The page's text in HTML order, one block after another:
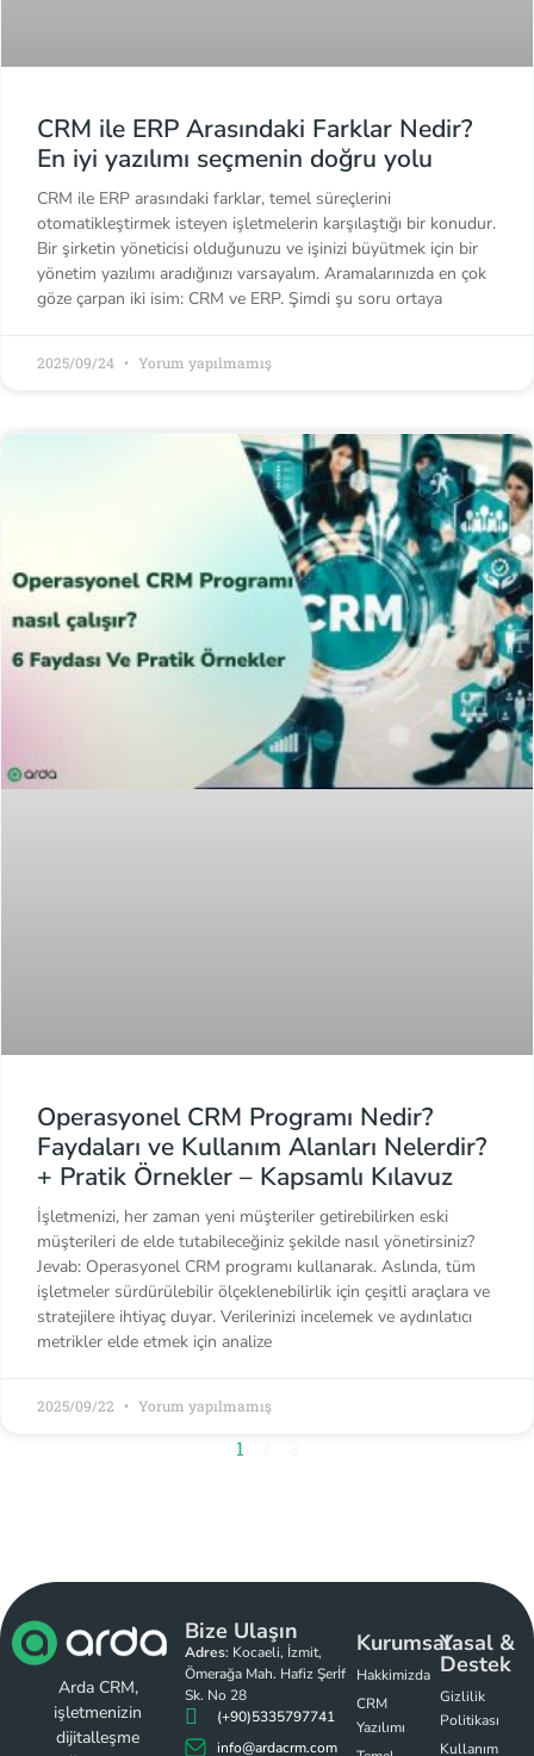
CRM ile ERP Arasındaki Farklar Nedir?
En iyi yazılımı seçmenin doğru yolu
CRM ile ERP arasındaki farklar, temel süreçlerini
otomatikleştirmek isteyen işletmelerin karşılaştığı bir konudur.
Bir şirketin yöneticisi olduğunuzu ve işinizi büyütmek için bir
yönetim yazılımı aradığınızı varsayalım. Aramalarınızda en çok
göze çarpan iki isim: CRM ve ERP. Şimdi şu soru ortaya
2025/09/24 Yorum yapılmamış
Operasyonel CRM Programı Nedir?
Faydaları ve Kullanım Alanları Nelerdir?
+ Pratik Örnekler – Kapsamlı Kılavuz
İşletmenizi, her zaman yeni müşteriler getirebilirken eski
müşterileri de elde tutabileceğiniz şekilde nasıl yönetirsiniz?
Jevab: Operasyonel CRM programı kullanarak. Aslında, tüm
işletmeler sürdürülebilir ölçeklenebilirlik için çeşitli araçlara ve
stratejilere ihtiyaç duyar. Verilerinizi incelemek ve aydınlatıcı
metrikler elde etmek için analize
2025/09/22 Yorum yapılmamış
1
Arda CRM,
işletmenizin
dijitalleşme
Bize Ulaşın
Adres: Kocaeli, İzmit,
Ömerağa Mah. Hafiz Şerİf
Sk. No 28
(+90)5335797741
info@ardacrm.com
Kurumsal
Hakkimizda
CRM
Yazılımı
Yasal &
Destek
Gizlilik
Politikası
Kullanım